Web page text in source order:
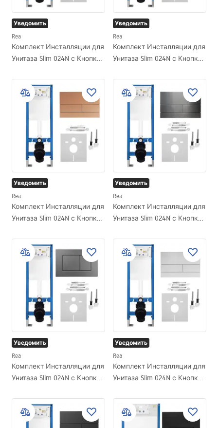
Уведомить
Rea
Комплект Инсталляции для
Унитаза Slim 024N с Кнопкой
Уведомить
Rea
Комплект Инсталляции для
Унитаза Slim 024N с Кнопкой
Уведомить
Rea
Комплект Инсталляции для
Унитаза Slim 024N с Кнопкой
Уведомить
Rea
Комплект Инсталляции для
Унитаза Slim 024N с Кнопкой
Уведомить
Rea
Комплект Инсталляции для
Унитаза Slim 024N с Кнопкой
Уведомить
Rea
Комплект Инсталляции для
Унитаза Slim 024N с Кнопкой